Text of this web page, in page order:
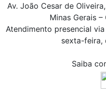
Av. João Cesar de
Minas Gerais
Atendimento presencial via
sexta-feira,
Saiba